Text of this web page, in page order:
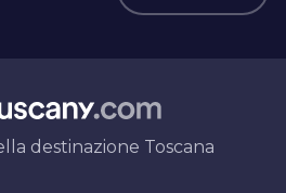
destinazione Toscana